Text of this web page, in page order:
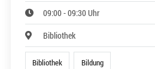
09:00 - 09:30 Uhr
Bibliothek
Bibliothek Bildung